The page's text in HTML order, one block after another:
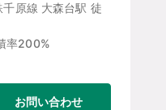
原線 大森台駅 徒
率200%
お問い合わせ